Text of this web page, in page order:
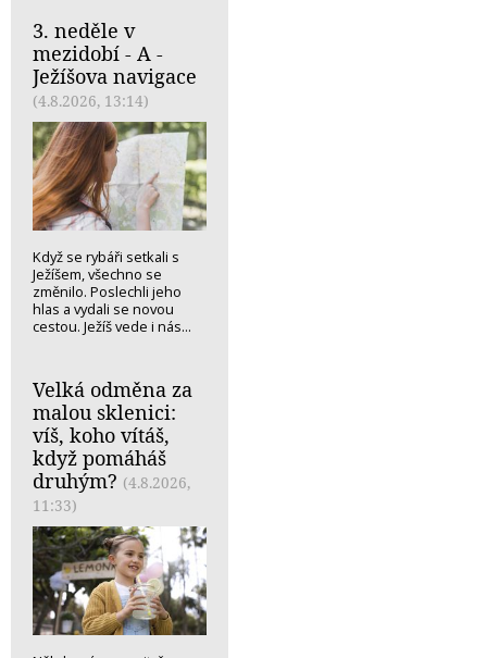
3. neděle v
mezidobí - A -
Ježíšova navigace
(4.8.2026, 13:14)
Když se rybáři setkali s
Ježíšem, všechno se
změnilo. Poslechli jeho
hlas a vydali se novou
cestou. Ježíš vede i nás...
Velká odměna za
malou sklenici:
víš, koho vítáš,
když pomáháš
druhým? (4.8.2026,
11:33)